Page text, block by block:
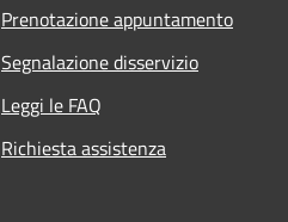
Prenotazione appuntamento
Segnalazione disservizio
Leggi le FAQ
Richiesta assistenza